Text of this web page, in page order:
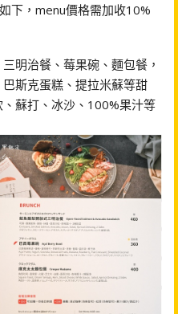
下，menu價格需加收10%
明治餐、莓果碗、麵包餐，
斯克蛋糕、提拉米蘇等甜
蘇打、冰沙、100%果汁等